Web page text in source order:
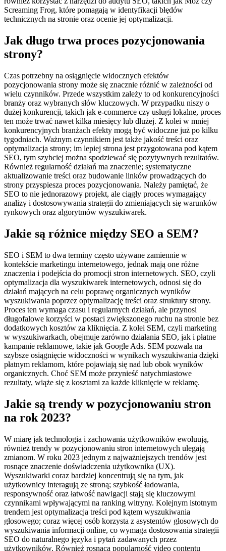
Screaming Frog, które pomagają w identyfikacji błędów
technicznych na stronie oraz ocenie jej optymalizacji.
Jak długo trwa proces pozycjonowania
strony?
Czas potrzebny na osiągnięcie widocznych efektów
pozycjonowania strony może się znacznie różnić w zależności od
wielu czynników. Przede wszystkim zależy to od konkurencyjności
branży oraz wybranych słów kluczowych. W przypadku niszy o
dużej konkurencji, takich jak e-commerce czy usługi lokalne, proces
ten może trwać nawet kilka miesięcy lub dłużej. Z kolei w mniej
konkurencyjnych branżach efekty mogą być widoczne już po kilku
tygodniach. Ważnym czynnikiem jest także jakość treści oraz
optymalizacja strony; im lepiej strona jest przygotowana pod kątem
SEO, tym szybciej można spodziewać się pozytywnych rezultatów.
Również regularność działań ma znaczenie; systematyczne
aktualizowanie treści oraz budowanie linków prowadzących do
strony przyspiesza proces pozycjonowania. Należy pamiętać, że
SEO to nie jednorazowy projekt, ale ciągły proces wymagający
analizy i dostosowywania strategii do zmieniających się warunków
rynkowych oraz algorytmów wyszukiwarek.
Jakie są różnice między SEO a SEM?
SEO i SEM to dwa terminy często używane zamiennie w
kontekście marketingu internetowego, jednak mają one różne
znaczenia i podejścia do promocji stron internetowych. SEO, czyli
optymalizacja dla wyszukiwarek internetowych, odnosi się do
działań mających na celu poprawę organicznych wyników
wyszukiwania poprzez optymalizację treści oraz struktury strony.
Proces ten wymaga czasu i regularnych działań, ale przynosi
długofalowe korzyści w postaci zwiększonego ruchu na stronie bez
dodatkowych kosztów za kliknięcia. Z kolei SEM, czyli marketing
w wyszukiwarkach, obejmuje zarówno działania SEO, jak i płatne
kampanie reklamowe, takie jak Google Ads. SEM pozwala na
szybsze osiągnięcie widoczności w wynikach wyszukiwania dzięki
płatnym reklamom, które pojawiają się nad lub obok wyników
organicznych. Choć SEM może przynieść natychmiastowe
rezultaty, wiąże się z kosztami za każde kliknięcie w reklamę.
Jakie są trendy w pozycjonowaniu stron
na rok 2023?
W miarę jak technologia i zachowania użytkowników ewoluują,
również trendy w pozycjonowaniu stron internetowych ulegają
zmianom. W roku 2023 jednym z najważniejszych trendów jest
rosnące znaczenie doświadczenia użytkownika (UX).
Wyszukiwarki coraz bardziej koncentrują się na tym, jak
użytkownicy interagują ze stroną; szybkość ładowania,
responsywność oraz łatwość nawigacji stają się kluczowymi
czynnikami wpływającymi na ranking witryny. Kolejnym istotnym
trendem jest optymalizacja treści pod kątem wyszukiwania
głosowego; coraz więcej osób korzysta z asystentów głosowych do
wyszukiwania informacji online, co wymaga dostosowania strategii
SEO do naturalnego języka i pytań zadawanych przez
użytkowników. Również rosnąca popularność video contentu